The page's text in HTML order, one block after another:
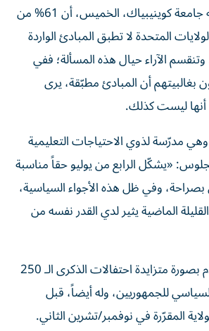
وأظهر استطلاع أجرته جامعة كوينيبياك، الخميس، أن 61% من
المتحدة لا تطبق المبادئ الواردة
الآراء حيال هذه المسألة؛ ففي
بغالبيتهم أن المبادئ مطبّقة، يرى
ليست كذلك.
مدرّسة لذوي الاحتياجات التعليمية
«يشكّل الرابع من يوليو حقاً مناسبة
بصراحة، وفي ظل هذه الأجواء السياسية،
الماضية يثير لدي القدر نفسه من
وبات ترامب يستخدم بصورة متزايدة احتفالات الذكرى الـ 250
للجمهوريين، وله أيضاً، قبل
المقرّرة في نوفمبر/تشرين الثاني.